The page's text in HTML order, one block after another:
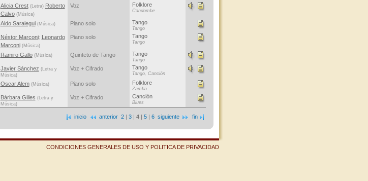
Alicia Crest(Letra) Roberto
Calvo(Música)
Voz Folklore
Candombe
Aldo Saralegui(Música) Piano solo Tango
Tango
Néstor Marconi; Leonardo
Marconi(Música)
Piano solo Tango
Tango
Ramiro Gallo(Música) Quinteto de Tango Tango
Tango
Javier Sánchez (Letra y
Música)
Voz + Cifrado Tango
Tango, Canción
Oscar Alem(Música) Piano solo Folklore
Zamba
Bárbara Gilles (Letra y
Música)
Voz + Cifrado Canción
Blues
inicio anterior 2| 3| 4| 5| 6 siguiente fin
CONDICIONES GENERALES DE USO Y POLITICA DE PRIVACIDAD